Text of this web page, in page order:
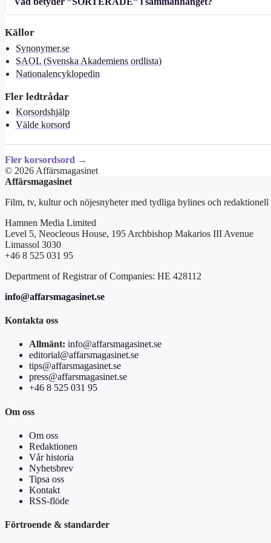
Källor
Synonymer.se
SAOL (Svenska Akademiens ordlista)
Nationalencyklopedin
Fler ledtrådar
Korsordshjälp
Välde korsord
Fler korsordsord →
© 2026 Affärsmagasinet
Affärsmagasinet
Film, tv, kultur och nöjesnyheter med tydliga bylines och redaktionell
Hamnen Media Limited
Level 5, Neocleous House, 195 Archbishop Makarios III Avenue
Limassol 3030
+46 8 525 031 95
Department of Registrar of Companies: HE 428112
info@affarsmagasinet.se
Kontakta oss
Allmänt: info@affarsmagasinet.se
editorial@affarsmagasinet.se
tips@affarsmagasinet.se
press@affarsmagasinet.se
+46 8 525 031 95
Om oss
Om oss
Redaktionen
Vår historia
Nyhetsbrev
Tipsa oss
Kontakt
RSS-flöde
Förtroende & standarder